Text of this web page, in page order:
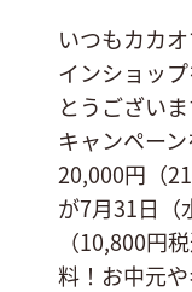
いつもカカ
インショッ
とうござい
キャンペー
20,000円（
が7月31日（
（10,800円
料！お中元